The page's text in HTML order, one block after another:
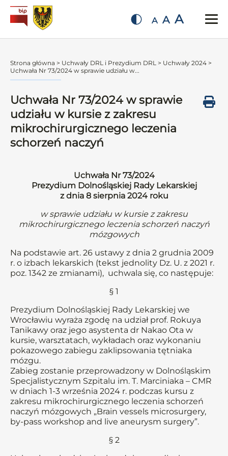
A A A
Strona główna > Uchwały DRL i Prezydium DRL > Uchwały 2024 >
Uchwała Nr 73/2024 w sprawie udziału w...
Uchwała Nr 73/2024 w sprawie
udziału w kursie z zakresu
mikrochirurgicznego leczenia
schorzeń naczyń
Uchwała Nr 73/2024
Prezydium Dolnośląskiej Rady Lekarskiej
z dnia 8 sierpnia 2024 roku
w sprawie udziału w kursie z zakresu
mikrochirurgicznego leczenia schorzeń naczyń
mózgowych
Na podstawie art. 26 ustawy z dnia 2 grudnia 2009
r. o izbach lekarskich (tekst jednolity Dz. U. z 2021 r.
poz. 1342 ze zmianami), uchwala się, co następuje:
§ 1
Prezydium Dolnośląskiej Rady Lekarskiej we
Wrocławiu wyraża zgodę na udział prof. Rokuya
Tanikawy oraz jego asystenta dr Nakao Ota w
kursie, warsztatach, wykładach oraz wykonaniu
pokazowego zabiegu zaklipsowania tętniaka
mózgu.
Zabieg zostanie przeprowadzony w Dolnośląskim
Specjalistycznym Szpitalu im. T. Marciniaka – CMR
w dniach 1-3 września 2024 r. podczas kursu z
zakresu mikrochirurgicznego leczenia schorzeń
naczyń mózgowych „Brain vessels microsurgery,
by-pass workshop and live aneurysm surgery”.
§ 2